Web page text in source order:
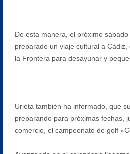
De esta manera, el próximo
preparado un viaje cultural a Cádiz,
la Frontera para desayunar y
Urieta también ha informado, que
preparando para próximas fechas,
comercio, el campeonato de golf